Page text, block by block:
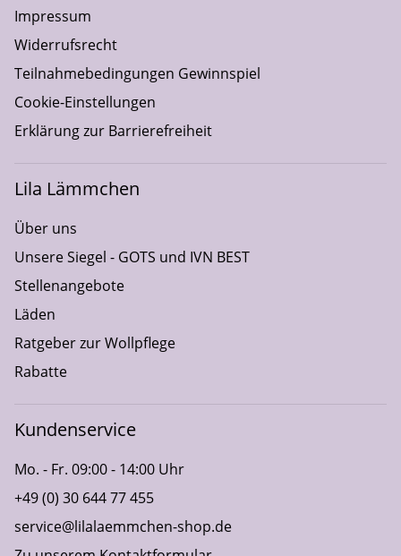
Impressum
Widerrufsrecht
Teilnahmebedingungen Gewinnspiel
Cookie-Einstellungen
Erklärung zur Barrierefreiheit
Lila Lämmchen
Über uns
Unsere Siegel - GOTS und IVN BEST
Stellenangebote
Läden
Ratgeber zur Wollpflege
Rabatte
Kundenservice
Mo. - Fr. 09:00 - 14:00 Uhr
+49 (0) 30 644 77 455
service@lilalaemmchen-shop.de